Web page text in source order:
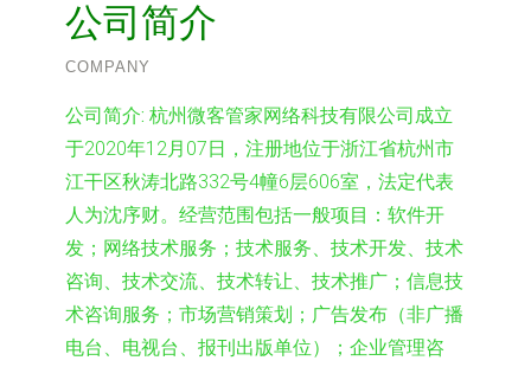
公司简介
COMPANY
公司简介: 杭州微客管家网络科技有限公司成立
于2020年12月07日，注册地位于浙江省杭州市
江干区秋涛北路332号4幢6层606室，法定代表
人为沈序财。经营范围包括一般项目：软件开
发；网络技术服务；技术服务、技术开发、技术
咨询、技术交流、技术转让、技术推广；信息技
术咨询服务；市场营销策划；广告发布（非广播
电台、电视台、报刊出版单位）；企业管理咨